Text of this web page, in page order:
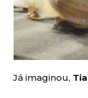
Já imaginou,